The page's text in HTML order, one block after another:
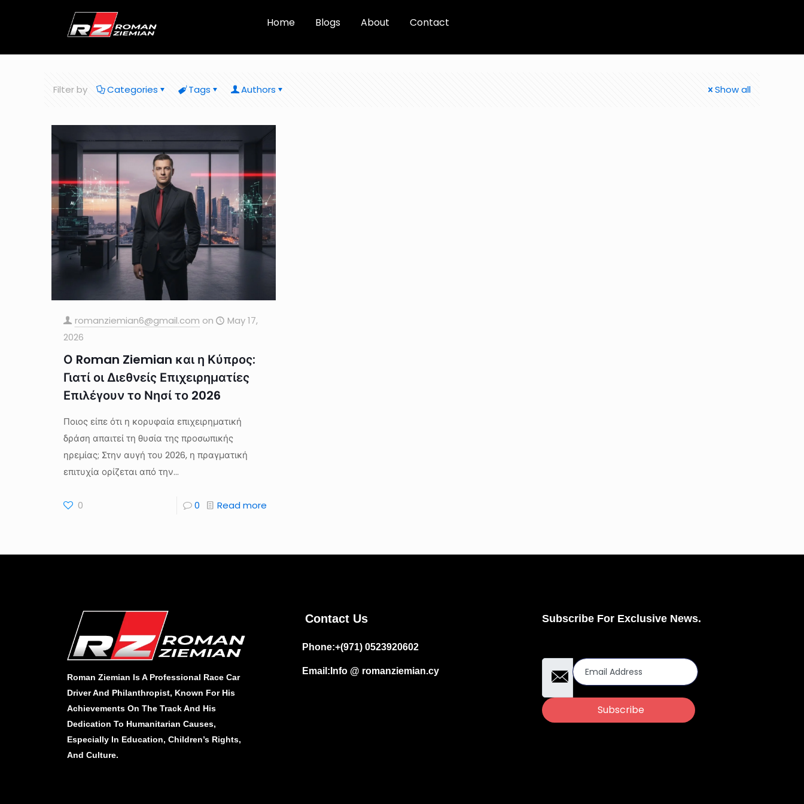
Home Blogs About Contact
Filter by Categories Tags Authors Show all
romanziemian6@gmail.com on
May 17,
2026
Ο Roman Ziemian και η Κύπρος:
Γιατί οι Διεθνείς Επιχειρηματίες
Επιλέγουν το Νησί το 2026
Ποιος είπε ότι η κορυφαία επιχειρηματική
δράση απαιτεί τη θυσία της προσωπικής
ηρεμίας; Στην αυγή του 2026, η πραγματική
επιτυχία ορίζεται από την...
0 0 Read more
Roman Ziemian Is A Professional Race Car
Driver And Philanthropist, Known For His
Achievements On The Track And His
Dedication To Humanitarian Causes,
Especially In Education, Children’s Rights,
And Culture.
Contact Us
Phone:+(971) 0523920602
Email:Info @ romanziemian.cy
Subscribe For Exclusive News.
Subscribe